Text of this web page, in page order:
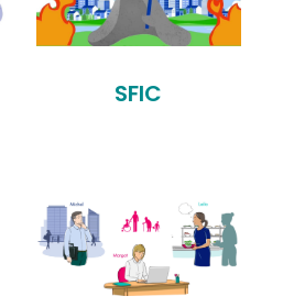
SFIC